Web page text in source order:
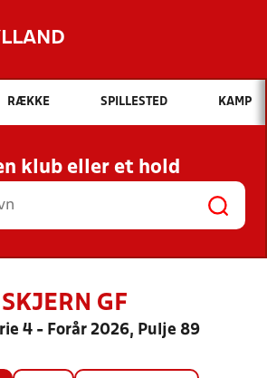
Hvad vil du søge efter?
INDHOLD OG NYHEDER
RESULTATER, KLUBBER OG
HOLD
RÆKKE SPILLESTED KAMP
klub eller et hold
SKJERN GF
4 - Forår 2026, Pulje 89